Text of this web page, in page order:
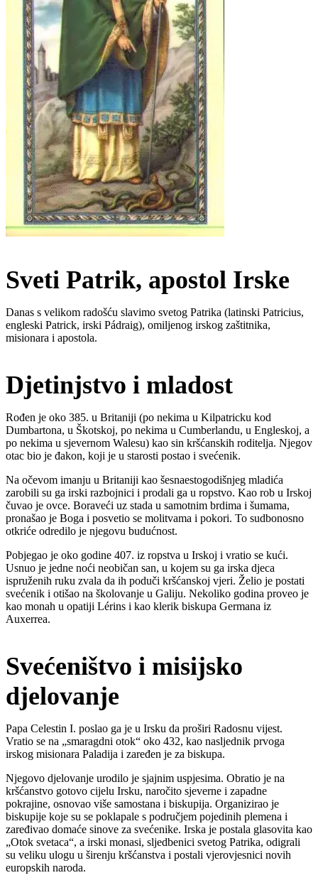
Sveti Patrik, apostol Irske
Danas s velikom radošću slavimo svetog Patrika (latinski Patricius,
engleski Patrick, irski Pádraig), omiljenog irskog zaštitnika,
misionara i apostola.
Djetinjstvo i mladost
Rođen je oko 385. u Britaniji (po nekima u Kilpatricku kod
Dumbartona, u Škotskoj, po nekima u Cumberlandu, u Engleskoj, a
po nekima u sjevernom Walesu) kao sin kršćanskih roditelja. Njegov
otac bio je đakon, koji je u starosti postao i svećenik.
Na očevom imanju u Britaniji kao šesnaestogodišnjeg mladića
zarobili su ga irski razbojnici i prodali ga u ropstvo. Kao rob u Irskoj
čuvao je ovce. Boraveći uz stada u samotnim brdima i šumama,
pronašao je Boga i posvetio se molitvama i pokori. To sudbonosno
otkriće odredilo je njegovu budućnost.
Pobjegao je oko godine 407. iz ropstva u Irskoj i vratio se kući.
Usnuo je jedne noći neobičan san, u kojem su ga irska djeca
ispruženih ruku zvala da ih poduči kršćanskoj vjeri. Želio je postati
svećenik i otišao na školovanje u Galiju. Nekoliko godina proveo je
kao monah u opatiji Lérins i kao klerik biskupa Germana iz
Auxerrea.
Svećeništvo i misijsko
djelovanje
Papa Celestin I. poslao ga je u Irsku da proširi Radosnu vijest.
Vratio se na „smaragdni otok“ oko 432, kao nasljednik prvoga
irskog misionara Paladija i zaređen je za biskupa.
Njegovo djelovanje urodilo je sjajnim uspjesima. Obratio je na
kršćanstvo gotovo cijelu Irsku, naročito sjeverne i zapadne
pokrajine, osnovao više samostana i biskupija. Organizirao je
biskupije koje su se poklapale s područjem pojedinih plemena i
zaređivao domaće sinove za svećenike. Irska je postala glasovita kao
„Otok svetaca“, a irski monasi, sljedbenici svetog Patrika, odigrali
su veliku ulogu u širenju kršćanstva i postali vjerovjesnici novih
europskih naroda.